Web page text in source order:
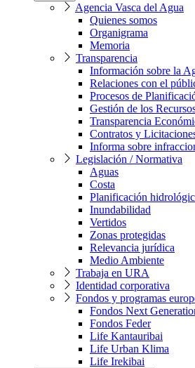
Agencia Vasca del Agua
Quienes somos
Organigrama
Memoria
Transparencia
Información sobre la
Relaciones con el
Procesos de
Gestión de los
Transparencia
Contratos y
Informa sobre
Legislación / Normativa
Aguas
Costa
Planificación
Inundabilidad
Vertidos
Zonas protegidas
Relevancia jurídica
Medio Ambiente
Trabaja en URA
Identidad corporativa
Fondos y programas
Fondos Next
Fondos Feder
Life Kantauribai
Life Urban Klima
Life Irekibai